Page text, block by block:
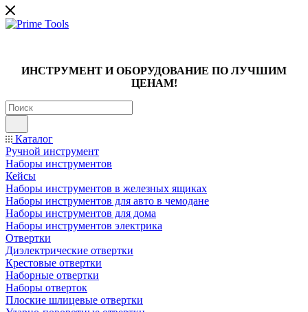
ИНСТРУМЕНТ И ОБОРУДОВАНИЕ ПО ЛУЧШИМ
ЦЕНАМ!
Каталог
Ручной инструмент
Наборы инструментов
Кейсы
Наборы инструментов в железных ящиках
Наборы инструментов для авто в чемодане
Наборы инструментов для дома
Наборы инструментов электрика
Отвертки
Диэлектрические отвертки
Крестовые отвертки
Наборные отвертки
Наборы отверток
Плоские шлицевые отвертки